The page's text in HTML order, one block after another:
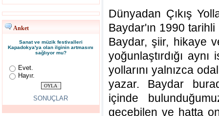
Anket
Sanat ve müzik festivalleri
Kapadokya'ya olan ilginin artmasını
sağlıyor mu?
Evet.
Hayır.
SONUÇLAR
Dünyadan Çıkış
Baydar'ın 1990 tarihli
Baydar, şiir, hikaye
yoğunlaştırdığı
yollarını yalnızca
yazar. Baydar
içinde
geçebilen ve hatta